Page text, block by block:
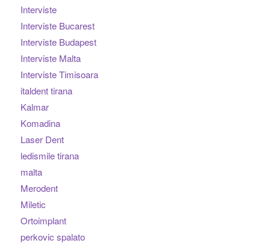
Interviste
Interviste Bucarest
Interviste Budapest
Interviste Malta
Interviste Timisoara
italdent tirana
Kalmar
Komadina
Laser Dent
ledismile tirana
malta
Merodent
Miletic
Ortoimplant
perkovic spalato